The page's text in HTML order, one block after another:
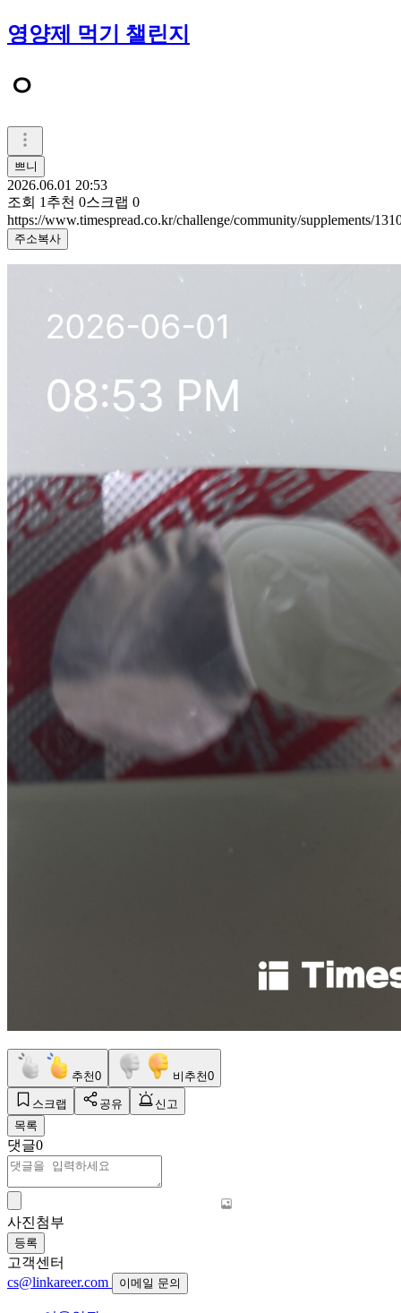
영양제 먹기 챌린지
ㅇ
쁘니
2026.06.01 20:53
조회 1 추천 0스크랩 0
https://www.timespread.co.kr/challenge/community/supplements/
주소복사
추천0 비추천0
스크랩 공유
신고
목록
댓글0
사진첨부
등록
고객센터
cs@linkareer.com
이메일 문의